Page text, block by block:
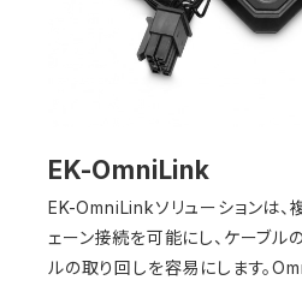
EK-OmniLink
EK-OmniLinkソリューションは、
ェーン接続を可能にし、ケーブル
ルの取り回しを容易にします。